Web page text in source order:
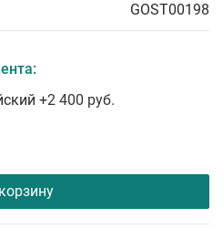
GOST00198
+2 400 руб.